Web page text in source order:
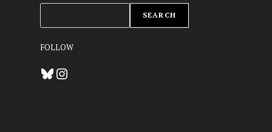
SEARCH
FOLLOW
BlueskyInstagram